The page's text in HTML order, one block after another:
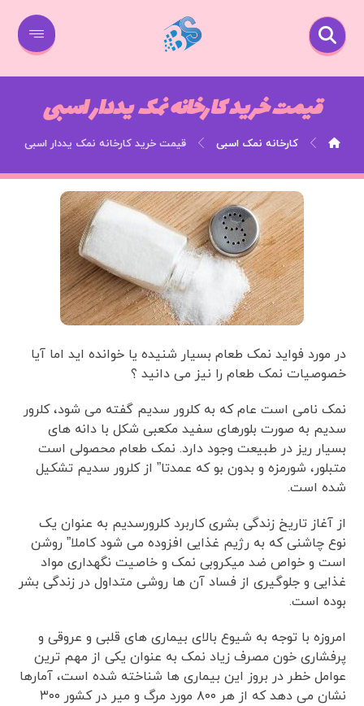
قیمت خرید کارخانه نمک یددار اسبی
کارخانه نمک اسبی قیمت خرید کارخانه نمک یددار اسبی
در مورد فواید نمک طعام بسیار شنیده یا خوانده اید اما آیا
خصوصیات نمک طعام را نیز می دانید ؟
نمک نامی است عام که به کلرور سدیم گفته می شود، کلرور
سدیم به صورت بلورهای سفید مکعبی شکل با دانه های
بسیار ریز در طبیعت وجود دارد. نمک طعام محصولی است
متبلور، شورمزه و بدون بو که عمدتا” از کلرور سدیم تشکیل
شده است.
از آغاز تاریخ زندگی بشری کاربرد کلرورسدیم به عنوان یک
نوع چاشنی که به رژیم غذایی افزوده می شود کاملا” روشن
است و خواص ضد میکروبی نمک و خاصیت نگهداری مواد
غذایی و جلوگیری از فساد آن ها روشی متداول در زندگی بشر
بوده است.
امروزه با توجه به شیوع بالای بیماری های قلبی و عروقی و
پرفشاری خون مصرف زیاد نمک به عنوان یکی از مهم ترین
عوامل خطر در بروز این بیماری ها شناخته شده است، آمارها
نشان می دهد که از هر ۸۰۰ مورد مرگ و میر در کشور ۳۰۰